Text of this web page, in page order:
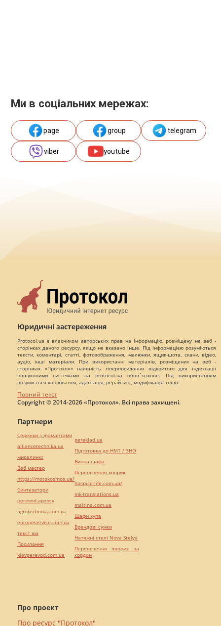
Ми в соціальних мережах:
page group telegram
viber youtube
Юридичні застереження
Protocol.ua є власником авторських прав на інформацію, розміщену на веб -
сторінках даного ресурсу, якщо не вказано інше. Під інформацією розуміються
тексти, коментарі, статті, фотозображення, малюнки, ящик-шота, скани, відео,
аудіо, інші матеріали. При використанні матеріалів, розміщених на веб -
сторінках «Протокол» наявність гіперпосилання відкритого для індексації
пошуковими системами на protocol.ua обов`язкове. Під використанням
розуміється копіювання, адаптація, рерайтинг, модифікація тощо.
Повний текст
Copyright © 2014-2026 «Протокол». Всі права захищені.
Про проект
Про ресурс "Протокол"
Партнери
Сережки з діамантами
alliancetechnika.ua
миралинкс
Веб мастер
https://motokosmos.ua/
Синтезатори
perevod.agency
agrotechnika.com.ua
europeservice.com.ua
текст юа
Посилання
kievperevod.com.ua
pereklad.ua
Підготовка до НМТ / ЗНО
Винна шафа
Перевезення хворих
hospice-life.com.ua/
mk-translations.ua
maltina.com.ua
Шафи купе
Брендові сумки
Натяжні стелі Nova Stelya
Перевезення хворих за
кордон